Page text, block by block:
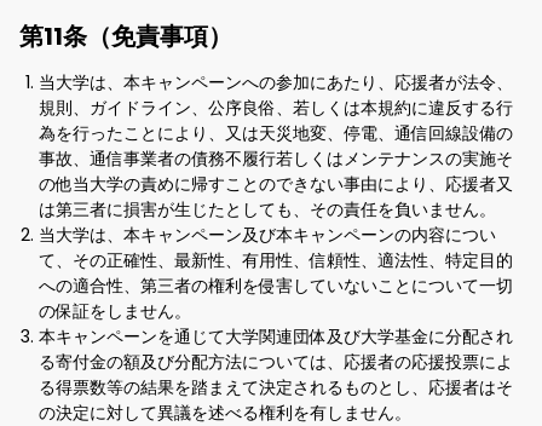
第11条（免責事項）
当大学は、本キャンペーンへの参加にあたり、応援者が法令、
規則、ガイドライン、公序良俗、若しくは本規約に違反する行
為を行ったことにより、又は天災地変、停電、通信回線設備の
事故、通信事業者の債務不履行若しくはメンテナンスの実施そ
の他当大学の責めに帰すことのできない事由により、応援者又
は第三者に損害が生じたとしても、その責任を負いません。
当大学は、本キャンペーン及び本キャンペーンの内容につい
て、その正確性、最新性、有用性、信頼性、適法性、特定目的
への適合性、第三者の権利を侵害していないことについて一切
の保証をしません。
本キャンペーンを通じて大学関連団体及び大学基金に分配され
る寄付金の額及び分配方法については、応援者の応援投票によ
る得票数等の結果を踏まえて決定されるものとし、応援者はそ
の決定に対して異議を述べる権利を有しません。